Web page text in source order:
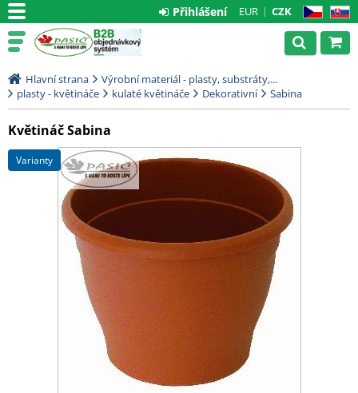
CZ SK
EUR CZK
Přihlášení
Hlavní strana
Výrobní materiál - plasty, substráty,...
plasty - květináče
kulaté květináče Dekorativní Sabina
Květináč Sabina
varianty